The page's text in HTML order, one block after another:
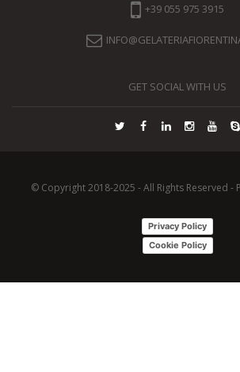
+39 055 975 3915
GET SOCIAL WITH US
© Copyright 2018-2025 - All Rights Reserved -
Privacy Policy
Cookie Policy